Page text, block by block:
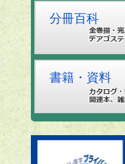
分冊百科
書籍・資料